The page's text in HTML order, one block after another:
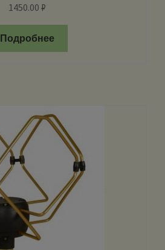
1450.00 ₽
Подробнее